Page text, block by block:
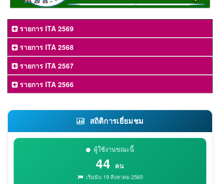
รายการ ITA 2569
รายการ ITA 2568
รายการ ITA 2567
รายการ ITA 2566
สถิติการเยี่ยมชม
ผู้ใช้งานขณะนี้
44 คน
เริ่มนับ 19 สิงหาคม 2565